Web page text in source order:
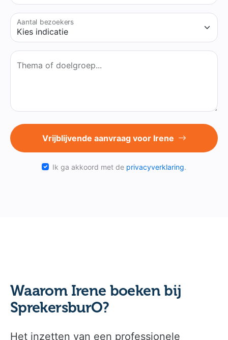
Aantal bezoekers
Thema of doelgroep...
Vrijblijvende aanvraag voor Irene
Ik ga akkoord met de privacyverklaring.
Waarom Irene boeken bij
SprekersburO?
Het inzetten van een professionele